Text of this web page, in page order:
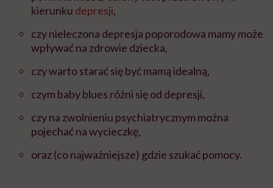
kierunku depresji,
czy nieleczona depresja poporodowa mamy może
wpływać na zdrowie dziecka,
czy warto starać się być mamą idealną,
czym baby blues różni się od depresji,
czy na zwolnieniu psychiatrycznym można
pojechać na wycieczkę,
oraz (co najważniejsze) gdzie szukać pomocy.